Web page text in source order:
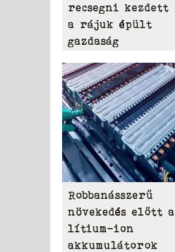
recsegni kezdett
a rájuk épült
gazdaság
Robbanásszerű
növekedés előtt a
lítium-ion
akkumulátorok